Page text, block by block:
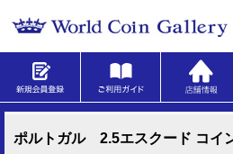
ポルトガル 2.5エスクード コイ